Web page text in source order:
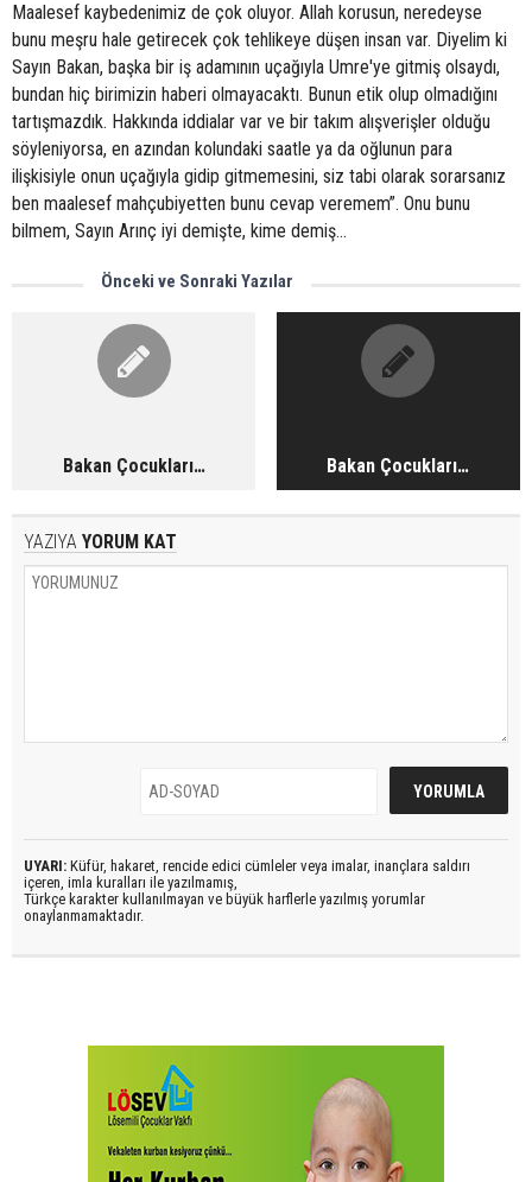
Maalesef kaybedenimiz de çok oluyor. Allah korusun, neredeyse
bunu meşru hale getirecek çok tehlikeye düşen insan var. Diyelim ki
Sayın Bakan, başka bir iş adamının uçağıyla Umre'ye gitmiş olsaydı,
bundan hiç birimizin haberi olmayacaktı. Bunun etik olup olmadığını
tartışmazdık. Hakkında iddialar var ve bir takım alışverişler olduğu
söyleniyorsa, en azından kolundaki saatle ya da oğlunun para
ilişkisiyle onun uçağıyla gidip gitmemesini, siz tabi olarak sorarsanız
ben maalesef mahçubiyetten bunu cevap veremem”. Onu bunu
bilmem, Sayın Arınç iyi demişte, kime demiş…
Önceki ve Sonraki Yazılar
Bakan Çocukları… Bakan Çocukları…
YAZIYA YORUM KAT
UYARI: Küfür, hakaret, rencide edici cümleler veya imalar, inançlara saldırı
içeren, imla kuralları ile yazılmamış,
Türkçe karakter kullanılmayan ve büyük harflerle yazılmış yorumlar
onaylanmamaktadır.